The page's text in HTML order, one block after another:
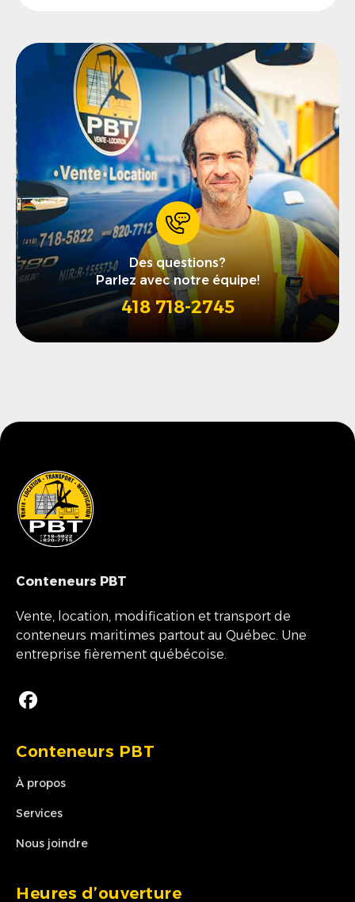
Des questions?
Parlez avec notre équipe!
418 718-2745
Conteneurs PBT
Vente, location, modification et transport de
conteneurs maritimes partout au Québec. Une
entreprise fièrement québécoise.

Conteneurs PBT
À propos
Services
Nous joindre
Heures d’ouverture